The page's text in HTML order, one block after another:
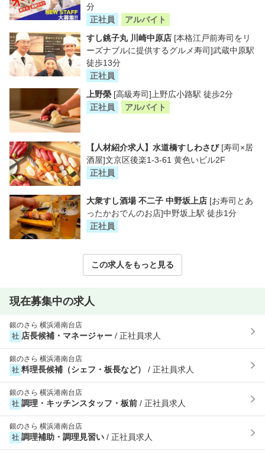
分
正社員
アルバイト
すし銚子丸 川崎中原店 [本格江戸前寿司をリ
ーズナブルに提供するグルメ寿司]武蔵中原駅
徒歩13分
正社員
上野榮 [高級寿司]上野広小路駅 徒歩2分
正社員
アルバイト
【人材紹介求人】水道橋すしわさび [寿司×居
酒屋]文京区後楽1-3-61 黄色いビル2F
正社員
大衆すし酒場 不二子 中野坂上店 [お寿司とあ
ったかおでんのお店]中野坂上駅 徒歩1分
正社員
この求人をもっと見る
現在募集中の求人
銀のさら 横浜港南台店
社 店長候補・マネージャー / 正社員求人
銀のさら 横浜港南台店
社 料理長候補（シェフ・板長など） / 正社員求人
銀のさら 横浜港南台店
社 調理・キッチンスタッフ・板前 / 正社員求人
銀のさら 横浜港南台店
社 調理補助・調理見習い / 正社員求人